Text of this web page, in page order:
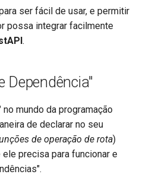
ru - русский язык
tr - Türkçe
zh - 简体中文
ser fácil de usar, e permitir
possa integrar facilmente
.
Dependência"
no mundo da programação
de declarar no seu
de operação de rota)
precisa para funcionar e